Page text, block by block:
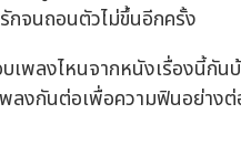
จนถอนตัวไม่ขึ้นอีกครั้ง
เพลงไหนจากหนังเรื่องนี้กั
ลงกันต่อเพื่อความฟินอย่าง